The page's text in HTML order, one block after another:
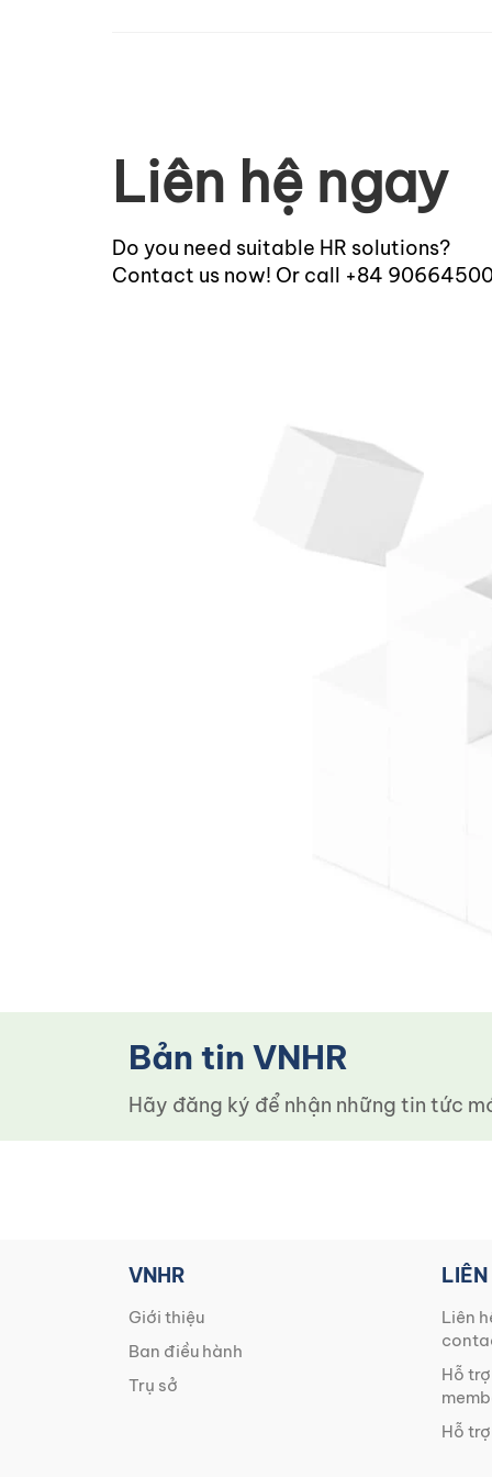
Liên hệ ngay
Do you need suitable HR solutions?
Contact us now! Or call +84
Bản tin VNHR
Hãy đăng ký để nhận những tin tức
VNHR
Giới thiệu
Ban điều hành
Trụ sở
LIÊN
Liên
Hỗ
Hỗ